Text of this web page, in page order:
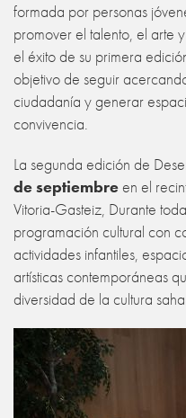
formada por personas
promover el talento, el arte
el éxito de su primera
objetivo de seguir
ciudadanía y generar
convivencia.
La segunda edición de
de septiembreen el
Vitoria-Gasteiz, Durante
programación cultural con
actividades infantiles,
artísticas contemporáneas
diversidad de la cultura